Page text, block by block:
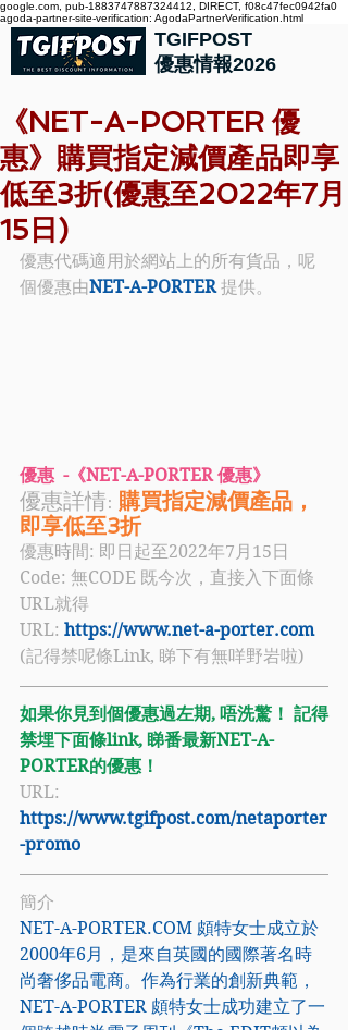
google.com, pub-1883747887324412, DIRECT, f08c47fec0942fa0
agoda-partner-site-verification: AgodaPartnerVerification.html
TGIFPOST
優惠情報2026
《NET-A-PORTER 優
惠》購買指定減價產品即享
低至3折(優惠至2022年7月
15日)
優惠代碼適用於網站上的所有貨品，呢
個優惠由NET-A-PORTER 提供。
優惠  -《NET-A-PORTER 優惠》
優惠詳情: 購買指定減價產品，
即享低至3折
優惠時間: 即日起至2022年7月15日
Code: 無CODE 既今次，直接入下面條
URL就得
URL: https://www.net-a-porter.com
(記得禁呢條Link, 睇下有無咩野岩啦)
如果你見到個優惠過左期, 唔洗驚！ 記得
禁埋下面條link, 睇番最新NET-A-
PORTER的優惠！
URL:
https://www.tgifpost.com/netaporter
-promo
簡介
NET-A-PORTER.COM 頗特女士成立於
2000年6月，是來自英國的國際著名時
尚奢侈品電商。作為行業的創新典範，
NET-A-PORTER 頗特女士成功建立了一